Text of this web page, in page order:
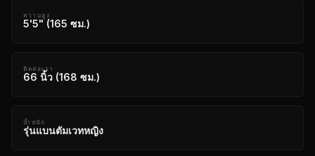
ความสูง
5'5" (165 ซม.)
ติดต่อเรา
66 นิ้ว (168 ซม.)
น้ำหนัก
รุ่นแบนตัมเวทหญิง